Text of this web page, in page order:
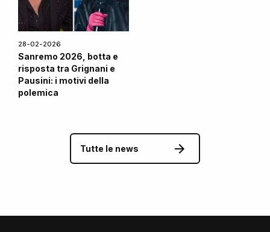
28-02-2026
Sanremo 2026, botta e
risposta tra Grignani e
Pausini: i motivi della
polemica
Tutte le news